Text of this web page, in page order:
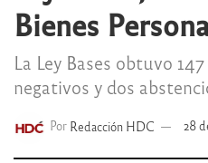
Bienes
La Ley Bases obtuvo
negativos y dos
Por Redacción HDC 28